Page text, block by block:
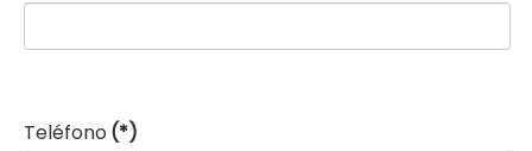
Teléfono (*)